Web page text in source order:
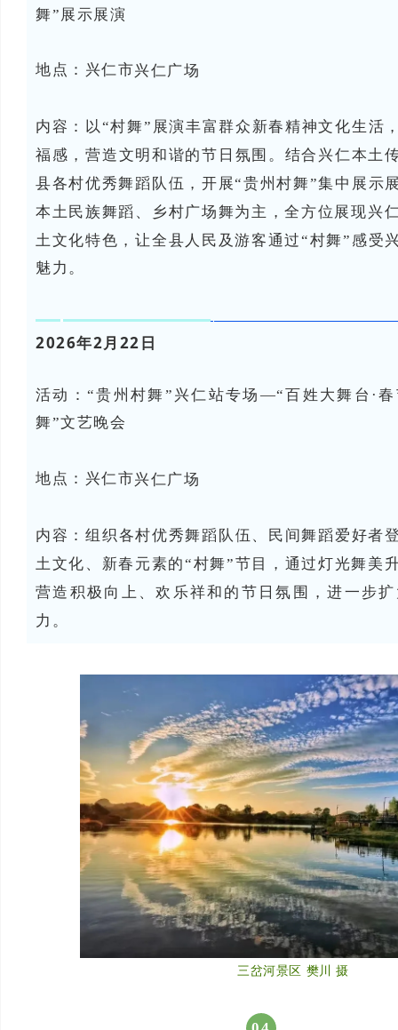
舞”展示展演
地点：兴仁市兴仁广场
内容： 以“村舞”展演丰富群众新春精神文化生活
福感，营造文明和谐的节日氛围。结合兴仁本土
县各村优秀舞蹈队伍，开展“贵州村舞”集中展示
本土民族舞蹈、乡村广场舞为主，全方位展现兴
土文化特色，让全县人民及游客通过“村舞”感受
魅力。
2026年2月22日
活动：“贵州村舞”兴仁站专场—“百姓大舞台·
舞”文艺晚会
地点： 兴仁市兴仁广场
内容：组织各村优秀舞蹈队伍、民间舞蹈爱好者
土文化、新春元素的“村舞”节目，通过灯光舞美
营造积极向上、欢乐祥和的节日氛围，进一步
力。
三岔河景区 樊川 摄